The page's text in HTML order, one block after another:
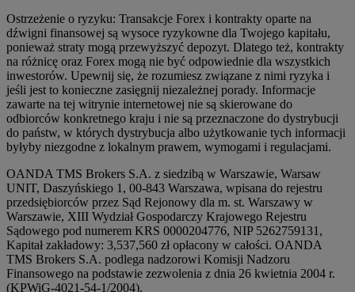
Ostrzeżenie o ryzyku: Transakcje Forex i kontrakty oparte na
dźwigni finansowej są wysoce ryzykowne dla Twojego kapitału,
ponieważ straty mogą przewyższyć depozyt. Dlatego też, kontrakty
na różnicę oraz Forex mogą nie być odpowiednie dla wszystkich
inwestorów. Upewnij się, że rozumiesz związane z nimi ryzyka i
jeśli jest to konieczne zasięgnij niezależnej porady. Informacje
zawarte na tej witrynie internetowej nie są skierowane do
odbiorców konkretnego kraju i nie są przeznaczone do dystrybucji
do państw, w których dystrybucja albo użytkowanie tych informacji
byłyby niezgodne z lokalnym prawem, wymogami i regulacjami.
OANDA TMS Brokers S.A. z siedzibą w Warszawie, Warsaw
UNIT, Daszyńskiego 1, 00-843 Warszawa, wpisana do rejestru
przedsiębiorców przez Sąd Rejonowy dla m. st. Warszawy w
Warszawie, XIII Wydział Gospodarczy Krajowego Rejestru
Sądowego pod numerem KRS 0000204776, NIP 5262759131,
Kapitał zakładowy: 3,537,560 zł opłacony w całości. OANDA
TMS Brokers S.A. podlega nadzorowi Komisji Nadzoru
Finansowego na podstawie zezwolenia z dnia 26 kwietnia 2004 r.
(KPWiG-4021-54-1/2004).